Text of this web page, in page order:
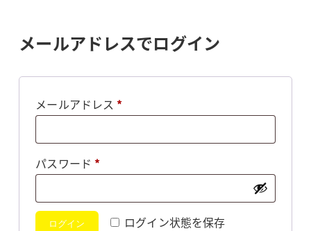
メールアドレスでログイン
メールアドレス *必
パスワード *必
ログイン状態を保存
ログイン